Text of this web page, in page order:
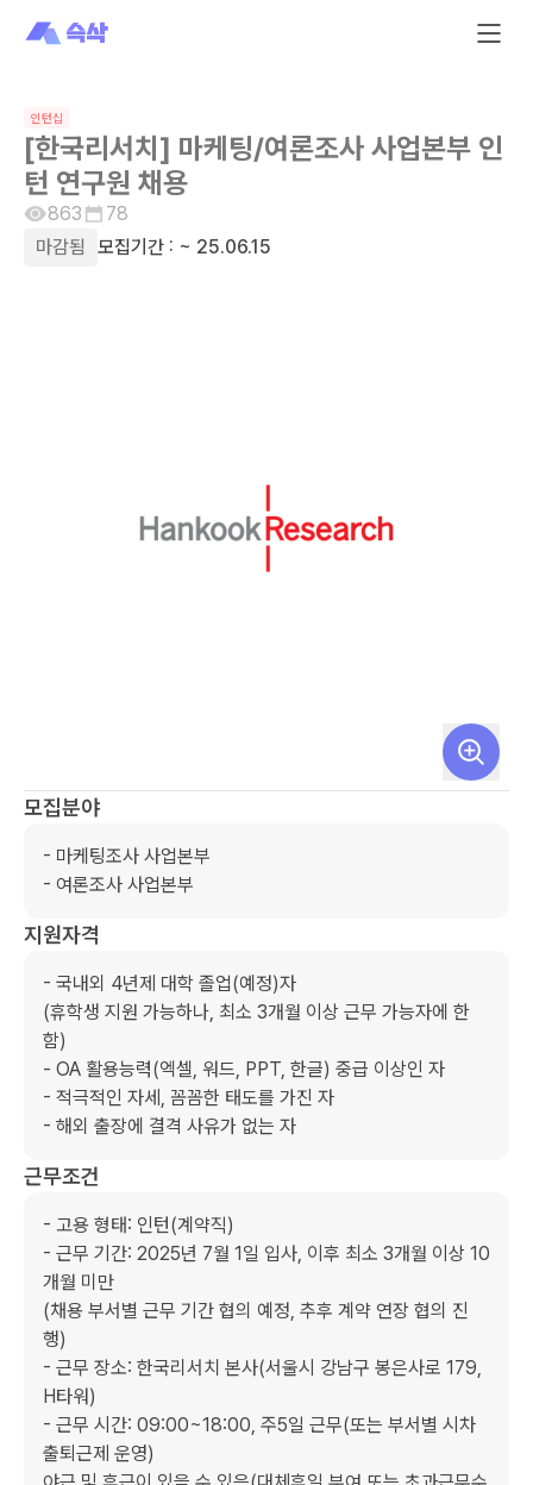
인턴십
[한국리서치] 마케팅/여론조사 사업본부 인
턴 연구원 채용
863
78
마감됨
모집기간 : ~ 25.06.15
모집분야
- 마케팅조사 사업본부
- 여론조사 사업본부
지원자격
- 국내외 4년제 대학 졸업(예정)자
(휴학생 지원 가능하나, 최소 3개월 이상 근무 가능자에 한
함)
- OA 활용능력(엑셀, 워드, PPT, 한글) 중급 이상인 자
- 적극적인 자세, 꼼꼼한 태도를 가진 자
- 해외 출장에 결격 사유가 없는 자
근무조건
- 고용 형태: 인턴(계약직)
- 근무 기간: 2025년 7월 1일 입사, 이후 최소 3개월 이상 10
개월 미만
(채용 부서별 근무 기간 협의 예정, 추후 계약 연장 협의 진
행)
- 근무 장소: 한국리서치 본사(서울시 강남구 봉은사로 179,
H타워)
- 근무 시간: 09:00~18:00, 주5일 근무(또는 부서별 시차
출퇴근제 운영)